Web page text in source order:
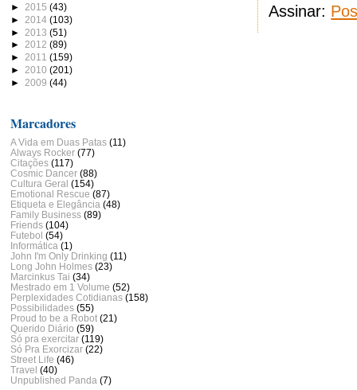
Assinar:
► 2015 (43)
► 2014 (103)
► 2013 (51)
► 2012 (89)
► 2011 (159)
► 2010 (201)
► 2009 (44)
Marcadores
A Vida em Duas Patas (11)
Always Rocker (77)
Citações (117)
Cosmic Dancer (88)
Cultura Geral (154)
Emotional Rescue (87)
Etiqueta e Elegância (48)
Family Business (89)
Friends (104)
Futebol (54)
Informática (1)
John I'm Only Drinking (11)
Long John Holmes (23)
Marcinkus Tai (34)
Mestrado em 1 Volume (52)
Perplexidades Cotidianas (158)
Possibilidades (55)
Proud to be a Robot (21)
Querido Diário (59)
Só pra exercitar (119)
Só Pra Exorcizar (22)
Street Life (46)
Travel (40)
Unpublished Panda (7)